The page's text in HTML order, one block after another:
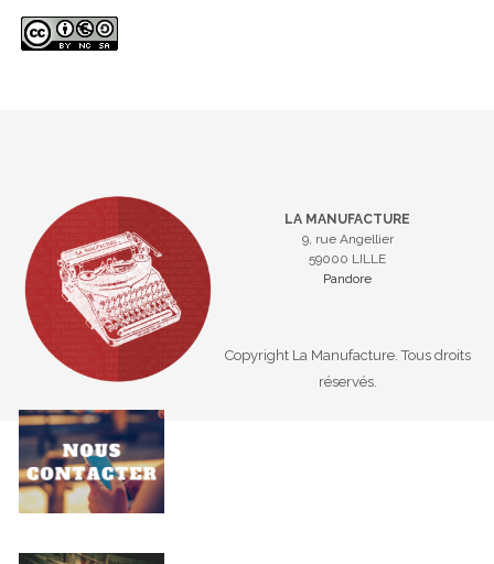
LA MANUFACTURE
9, rue Angellier
59000 LILLE
Pandore
Copyright La Manufacture. Tous droits
réservés.